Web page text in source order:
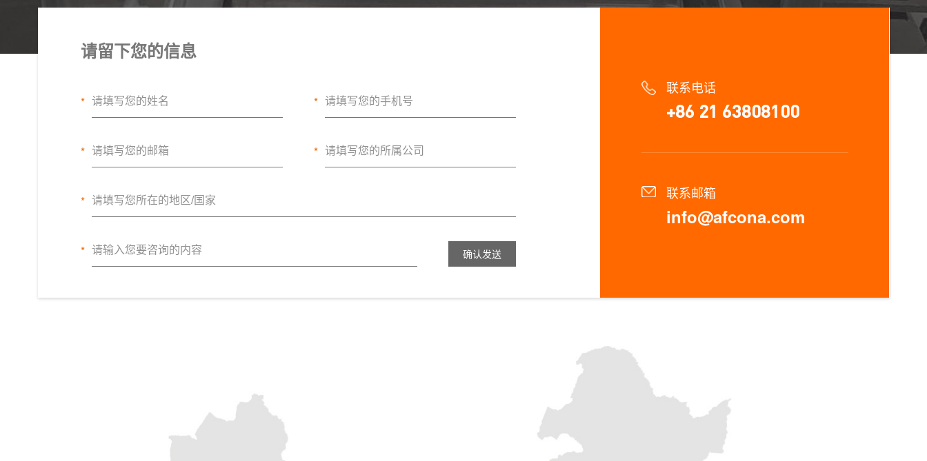
请留下您的信息
* *
* *
*
* 确认发送
联系电话
+86 21 63808100
联系邮箱
info@afcona.com